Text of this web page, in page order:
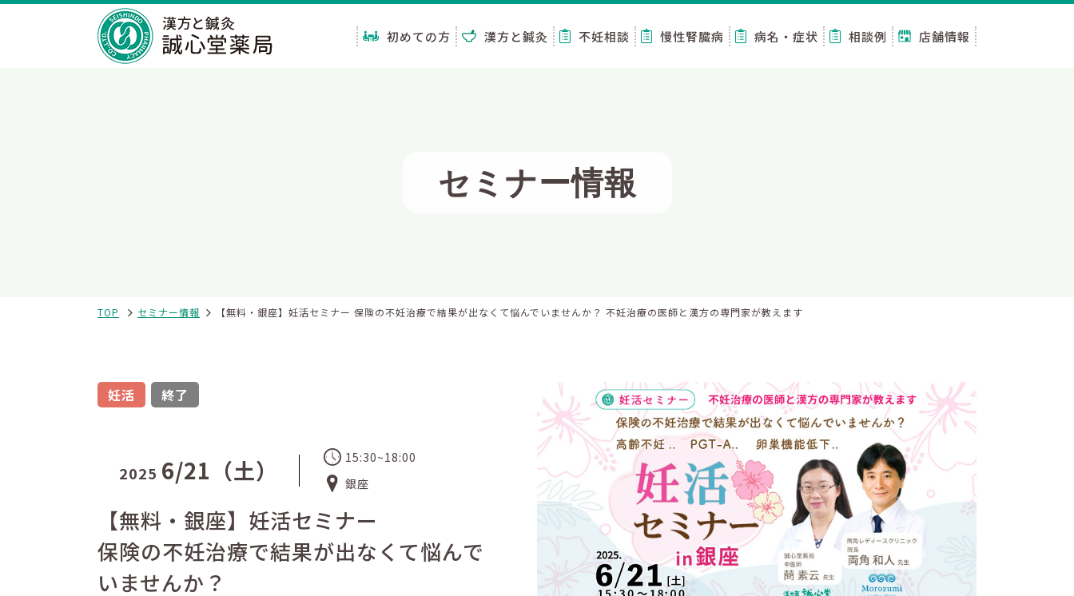
初めての方 漢方と鍼灸 不妊相談 慢性腎臓病 病名・症状 相談例 店舗情報
セミナー情報
TOP セミナー情報 【無料・銀座】妊活セミナー 保険の不妊治療で結果が出なくて悩んでいませんか？ 不妊治療の医師と漢方の専門家が教えます
妊活 終了
2025 6/21（土）
15:30~18:00
銀座
【無料・銀座】妊活セミナー
保険の不妊治療で結果が出なくて悩んで
いませんか？